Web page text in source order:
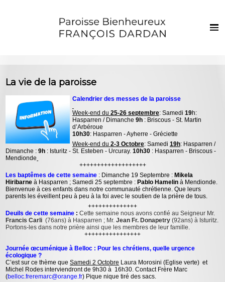
Vie de la paroisse
Les clochers
Sacrements et vie chrétienne
Enfants et jeunes
Photos
Contact
La vie de la paroisse
Calendrier des messes de la paroisse
Week-end du 25-26 septembre: Samedi 19h:
Hasparren / Dimanche 9h: Briscous - St. Martin
d’Arbéroue
10h30: Hasparren - Ayherre - Gréciette
Week-end du 2-3 Octobre: Samedi 19h: Hasparren /
Dimanche :9h : Isturitz - St. Esteben - Urcuray.10h30 : Hasparren - Briscous -
Mendionde
+++++++++++++++++++
Les baptêmes de cette semaine : Dimanche 19 Septembre :Mikela
Hiribarne à Hasparren ; Samedi 25 septembre :Pablo Hamelinà Mendionde.
Bienvenue à ces enfants dans notre communauté chrétienne. Que leurs
parents les éveillent peu à peu à la foi avec le soutien de la prière de tous.
++++++++++++++
Deuils de cette semaine :Cette semaine nous avons confié au Seigneur Mr.
Francis Carli (76ans) à Hasparren ; Mr.Jean Fr. Donapetry(92ans) à Isturitz.
Portons-les dans notre prière ainsi que les membres de leur famille.
++++++++++++++++
Journée œcuménique à Belloc : Pour les chrétiens, quelle urgence
écologique ?
C’est sur ce thème queSamedi 2 Octobre Laura Morosini (Eglise verte) et
Michel Rodes interviendront de 9h30 à 16h30. Contact Frère Marc
(belloc.freremarc@orange.fr) Pique nique tiré des sacs.